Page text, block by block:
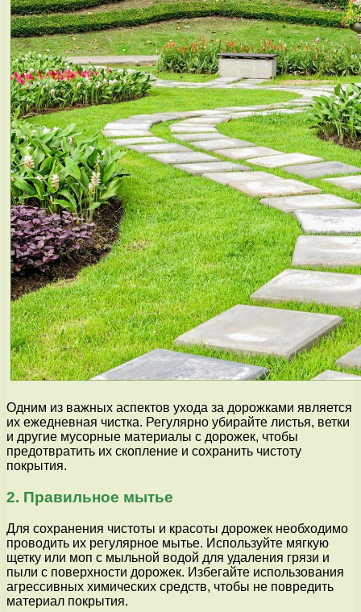
Одним из важных аспектов ухода за дорожками является
их ежедневная чистка. Регулярно убирайте листья, ветки
и другие мусорные материалы с дорожек, чтобы
предотвратить их скопление и сохранить чистоту
покрытия.
2. Правильное мытье
Для сохранения чистоты и красоты дорожек необходимо
проводить их регулярное мытье. Используйте мягкую
щетку или моп с мыльной водой для удаления грязи и
пыли с поверхности дорожек. Избегайте использования
агрессивных химических средств, чтобы не повредить
материал покрытия.